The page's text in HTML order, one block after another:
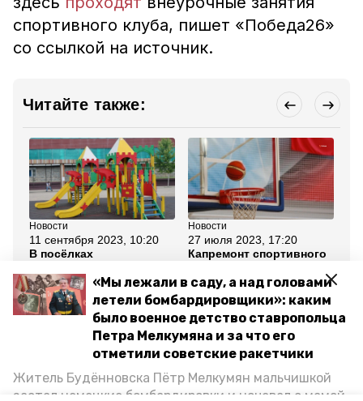
«Мы лежали в саду, а над головами
летели бомбардировщики»: каким
было военное детство ставропольца
Петра Мелкумяна и за что его
отметили советские ракетчики
Житель Будённовска Пётр Мелкумян мальчишкой
застал немецкие бомбардировки и ночевал с мамой
спортивного клуба, пишет «Победа26»
со ссылкой на источник.
Читайте также:
Новости
11 сентября 2023, 10:20
В посёлках
и Будённовского
округов открыли
спортивно-игровые
зоны
Новости
27 июля 2023, 17:20
Капремонт спортивного
посёлке Светлом
Все новости